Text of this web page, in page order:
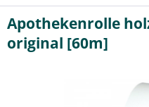
Apothekenrolle
original [60m]